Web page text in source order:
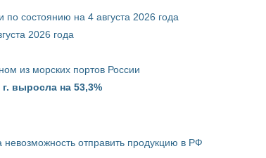
по состоянию на 4 августа 2026 года
2026 года
из морских портов России
выросла на 53,3%
отправить продукцию в РФ